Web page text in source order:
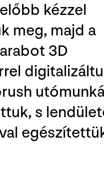
kézzel
meg, majd a
3D
s